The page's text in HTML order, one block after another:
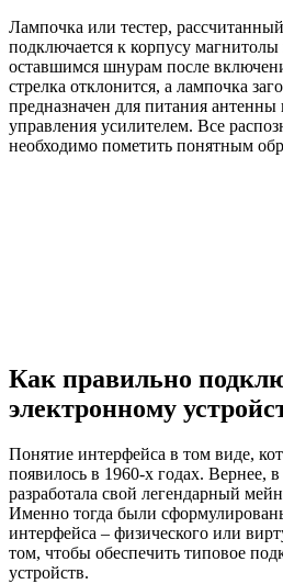
Лампочка или тестер,
подключается к корпусу
оставшимся шнурам после
стрелка отклонится, а лампочка
предназначен для питания
управления усилителем. Все
необходимо пометить понятным
Как правильно
электронному
Понятие интерфейса в том виде,
появилось в 1960-х годах. Вернее,
разработала свой легендарный
Именно тогда были
интерфейса – физического или
том, чтобы обеспечить типовое
устройств.